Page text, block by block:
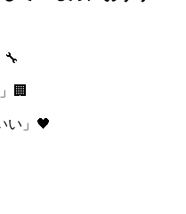
🔧
🏢
い」🖤